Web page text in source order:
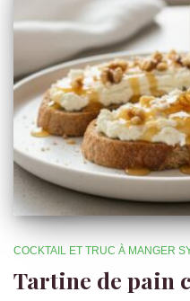
COCKTAIL ET TRUC À MANGER
Tartine de pain